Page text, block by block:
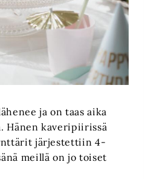
ja on taas aika
Hänen kaveripiirissä
järjestettiin 4-
meillä on jo toiset